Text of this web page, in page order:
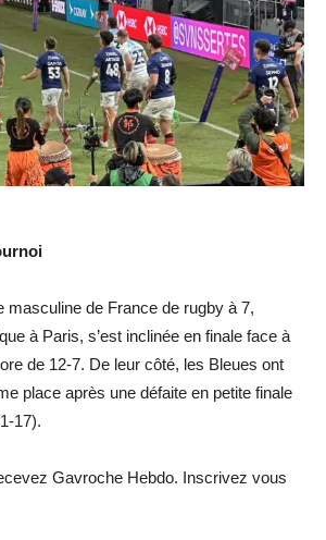
masculine de France de rugby à 7,
à Paris, s’est inclinée en finale face à
de 12-7. De leur côté, les Bleues ont
place après une défaite en petite finale
17).
Gavroche Hebdo. Inscrivez vous